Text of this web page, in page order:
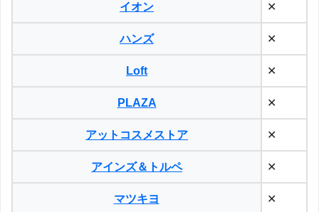
イオン ✕
ハンズ ✕
Loft ✕
PLAZA ✕
アットコスメストア ✕
アインズ＆トルペ ✕
マツキヨ ✕